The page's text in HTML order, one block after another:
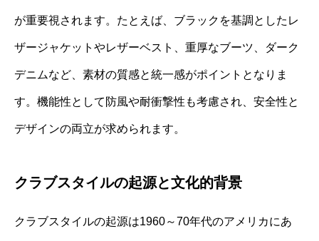
が重要視されます。たとえば、ブラックを基調としたレ
ザージャケットやレザーベスト、重厚なブーツ、ダーク
デニムなど、素材の質感と統一感がポイントとなりま
す。機能性として防風や耐衝撃性も考慮され、安全性と
デザインの両立が求められます。
クラブスタイルの起源と文化的背景
クラブスタイルの起源は1960～70年代のアメリカにあ